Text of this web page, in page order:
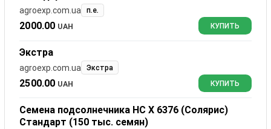
agroexp.com.ua п.е.
2000.00 UAH КУПИТЬ
Экстра
agroexp.com.ua Экстра
2500.00 UAH КУПИТЬ
Семена подсолнечника НС Х 6376 (Солярис)
Стандарт (150 тыс. семян)